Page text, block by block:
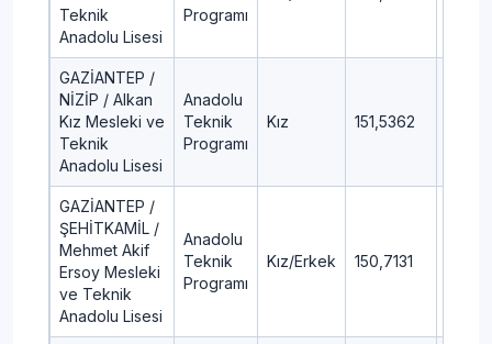
Teknik
Anadolu Lisesi
Programı
GAZİANTEP /
NİZİP / Alkan
Kız Mesleki ve
Teknik
Anadolu Lisesi
Anadolu
Teknik
Programı
Kız 151,5362
GAZİANTEP /
ŞEHİTKAMİL /
Mehmet Akif
Ersoy Mesleki
ve Teknik
Anadolu Lisesi
Anadolu
Teknik
Programı
Kız/Erkek 150,7131